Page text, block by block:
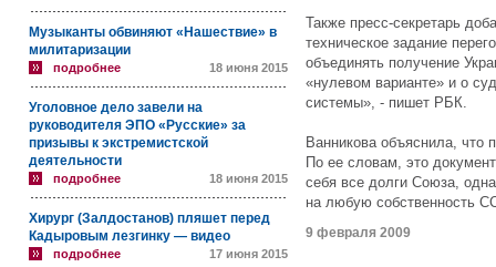
Музыканты обвиняют «Нашествие» в
милитаризации
подробнее 18 июня 2015
Уголовное дело завели на
руководителя ЭПО «Русские» за
призывы к экстремистской
деятельности
подробнее 18 июня 2015
Хирург (Залдостанов) пляшет перед
Кадыровым лезгинку — видео
подробнее 17 июня 2015
Также пресс-секретарь
техническое задание
объединять получение
«нулевом варианте» и о
системы», - пишет РБК.
Ванникова объяснила, что
По ее словам, это
себя все долги Союза,
на любую собственность
9 февраля 2009